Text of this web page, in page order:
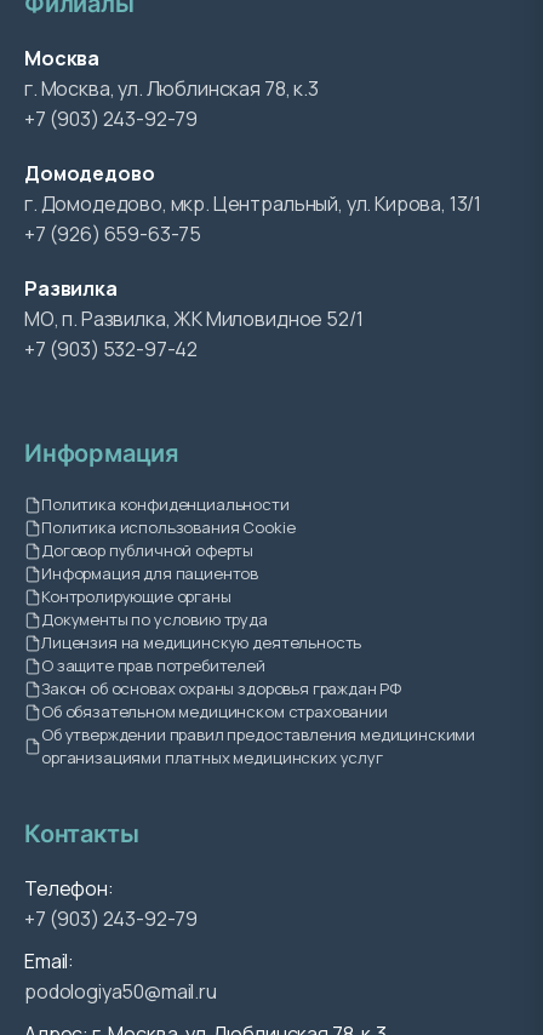
Москва
г. Москва, ул. Люблинская 78, к.3
+7 (903) 243-92-79
Домодедово
г. Домодедово, мкр. Центральный, ул. Кирова, 13/1
+7 (926) 659-63-75
Развилка
МО, п. Развилка, ЖК Миловидное 52/1
+7 (903) 532-97-42
Информация
Политика конфиденциальности
Политика использования Cookie
Договор публичной оферты
Информация для пациентов
Контролирующие органы
Документы по условию труда
Лицензия на медицинскую деятельность
О защите прав потребителей
Закон об основах охраны здоровья граждан РФ
Об обязательном медицинском страховании
Об утверждении правил предоставления медицинскими
организациями платных медицинских услуг
Контакты
Телефон:
+7 (903) 243-92-79
Email:
podologiya50@mail.ru